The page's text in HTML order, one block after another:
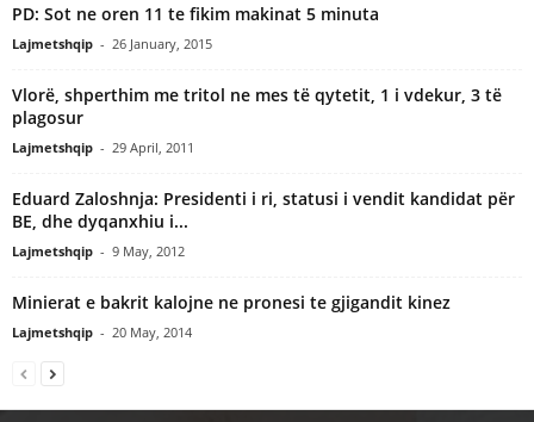
PD: Sot ne oren 11 te fikim makinat 5 minuta
Lajmetshqip - 26 January, 2015
Vlorë, shperthim me tritol ne mes të qytetit, 1 i vdekur, 3 të
plagosur
Lajmetshqip - 29 April, 2011
Eduard Zaloshnja: Presidenti i ri, statusi i vendit kandidat për
BE, dhe dyqanxhiu i...
Lajmetshqip - 9 May, 2012
Minierat e bakrit kalojne ne pronesi te gjigandit kinez
Lajmetshqip - 20 May, 2014